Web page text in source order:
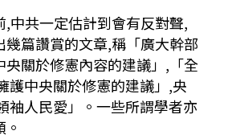
中共一定估計到會有反對聲,
篇讚賞的文章,稱「廣大幹部
關於修憲內容的建議」,「全
護中央關於修憲的建議」,央
袖人民愛」。一些所謂學者亦